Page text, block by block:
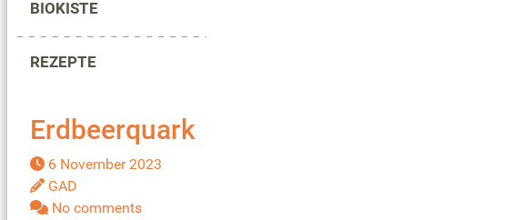
BIOKISTE
REZEPTE
Erdbeerquark
6 November 2023
GAD
No comments